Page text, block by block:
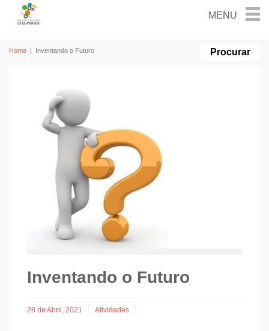
Home | Inventando o Futuro
Inventando o Futuro
28 de Abril, 2021 Atividades